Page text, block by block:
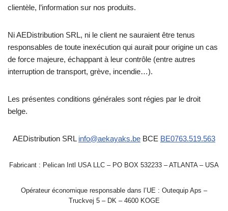
clientèle, l’information sur nos produits.
Ni AEDistribution SRL, ni le client ne sauraient être tenus
responsables de toute inexécution qui aurait pour origine un cas
de force majeure, échappant à leur contrôle (entre autres
interruption de transport, grève, incendie…).
Les présentes conditions générales sont régies par le droit
belge.
AEDistribution SRL info@aekayaks.be BCE BE0763.519.563
Fabricant : Pelican Intl USA LLC – PO BOX 532233 – ATLANTA – USA
Opérateur économique responsable dans l’UE : Outequip Aps –
Truckvej 5 – DK – 4600 KOGE